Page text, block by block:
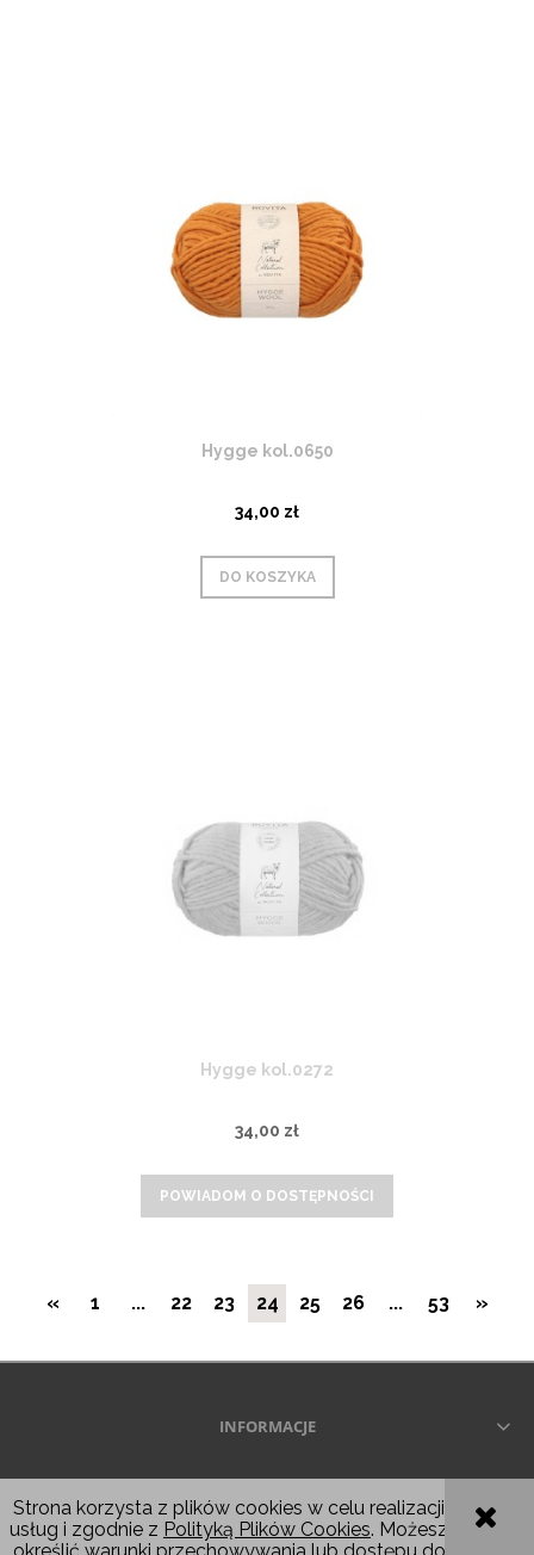
Strona korzysta z plików cookies w celu realizacji
usług i zgodnie z Polityką Plików Cookies. Możesz
Hygge kol.0650
34,00 zł
DO KOSZYKA
Hygge kol.0272
34,00 zł
POWIADOM O DOSTĘPNOŚCI
« 1 ... 22 23 24 25 26 ... 53 »
INFORMACJE
POKAŻ PEŁNĄ WERSJĘ STRONY